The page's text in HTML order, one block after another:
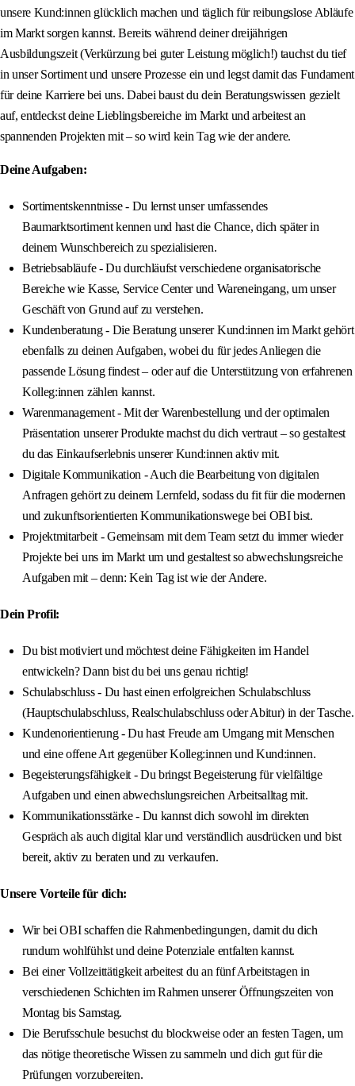
unsere Kund:innen glücklich machen und täglich für reibungslose Abläufe
im Markt sorgen kannst. Bereits während deiner dreijährigen
Ausbildungszeit (Verkürzung bei guter Leistung möglich!) tauchst du tief
in unser Sortiment und unsere Prozesse ein und legst damit das Fundament
für deine Karriere bei uns. Dabei baust du dein Beratungswissen gezielt
auf, entdeckst deine Lieblingsbereiche im Markt und arbeitest an
spannenden Projekten mit – so wird kein Tag wie der andere.
Deine Aufgaben:
Sortimentskenntnisse - Du lernst unser umfassendes
Baumarktsortiment kennen und hast die Chance, dich später in
deinem Wunschbereich zu spezialisieren.
Betriebsabläufe - Du durchläufst verschiedene organisatorische
Bereiche wie Kasse, Service Center und Wareneingang, um unser
Geschäft von Grund auf zu verstehen.
Kundenberatung - Die Beratung unserer Kund:innen im Markt gehört
ebenfalls zu deinen Aufgaben, wobei du für jedes Anliegen die
passende Lösung findest – oder auf die Unterstützung von erfahrenen
Kolleg:innen zählen kannst.
Warenmanagement - Mit der Warenbestellung und der optimalen
Präsentation unserer Produkte machst du dich vertraut – so gestaltest
du das Einkaufserlebnis unserer Kund:innen aktiv mit.
Digitale Kommunikation - Auch die Bearbeitung von digitalen
Anfragen gehört zu deinem Lernfeld, sodass du fit für die modernen
und zukunftsorientierten Kommunikationswege bei OBI bist.
Projektmitarbeit - Gemeinsam mit dem Team setzt du immer wieder
Projekte bei uns im Markt um und gestaltest so abwechslungsreiche
Aufgaben mit – denn: Kein Tag ist wie der Andere.
Dein Profil:
Du bist motiviert und möchtest deine Fähigkeiten im Handel
entwickeln? Dann bist du bei uns genau richtig!
Schulabschluss - Du hast einen erfolgreichen Schulabschluss
(Hauptschulabschluss, Realschulabschluss oder Abitur) in der Tasche.
Kundenorientierung - Du hast Freude am Umgang mit Menschen
und eine offene Art gegenüber Kolleg:innen und Kund:innen.
Begeisterungsfähigkeit - Du bringst Begeisterung für vielfältige
Aufgaben und einen abwechslungsreichen Arbeitsalltag mit.
Kommunikationsstärke - Du kannst dich sowohl im direkten
Gespräch als auch digital klar und verständlich ausdrücken und bist
bereit, aktiv zu beraten und zu verkaufen.
Unsere Vorteile für dich:
Wir bei OBI schaffen die Rahmenbedingungen, damit du dich
rundum wohlfühlst und deine Potenziale entfalten kannst.
Bei einer Vollzeittätigkeit arbeitest du an fünf Arbeitstagen in
verschiedenen Schichten im Rahmen unserer Öffnungszeiten von
Montag bis Samstag.
Die Berufsschule besuchst du blockweise oder an festen Tagen, um
das nötige theoretische Wissen zu sammeln und dich gut für die
Prüfungen vorzubereiten.